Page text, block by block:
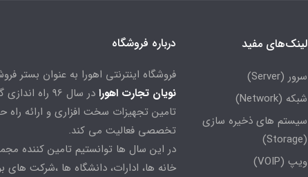
لینک‌های مفید
سرور (Server)
شبکه (Network)
سیستم های ذخیره سازی
(Storage)
ویپ (VOIP)
درباره فروشگاه
فروشگاه اینترنتی اهورا به عنوان بستر
نویان تجارت اهورا
در سال 96
تامین تجهیزات سخت افزاری و ارائه
تخصصی فعالیت می کند.
در این سال ها توانستیم تامین کننده
خانه ها، ادارات، دانشگاه ها ،شرکت